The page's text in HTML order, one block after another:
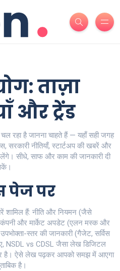
ताज़ा
और ट्रेंड
रहा है जानना चाहते हैं — यहाँ सही जगह
सरकारी नीतियाँ, स्टार्टअप की खबरें और
सीधे, साफ और काम की जानकारी दी
पेज पर
शामिल हैं: नीति और नियमन (जैसे
कंपनी और मार्केट अपडेट (एलन मस्क और
स्तर की जानकारी (गैजेट, सर्विस
NSDL vs CDSL जैसा लेख डिजिटल
है। ऐसे लेख पढ़कर आपको समझ में आएगा
है।